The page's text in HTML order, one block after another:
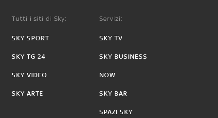
Tutti i siti di Sky:
SKY SPORT
SKY TG 24
SKY VIDEO
SKY ARTE
Servizi:
SKY TV
SKY BUSINESS
NOW
SKY BAR
SPAZI SKY